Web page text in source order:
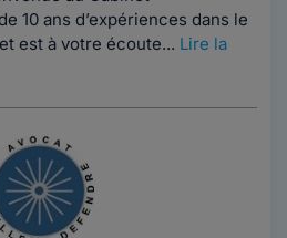
10 ans d’expériences dans le
est à votre écoute... Lire la